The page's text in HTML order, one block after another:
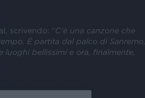
scrivendo: “C’è una canzone che
È partita dal palco di Sanremo,
luoghi bellissimi e ora, finalmente,